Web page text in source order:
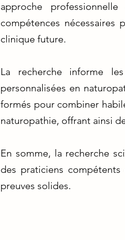
approche
compétences
clinique future.
La recherche informe
personnalisées en
formés pour combiner
naturopathie, offrant ainsi
En somme, la recherche
des praticiens
preuves solides.